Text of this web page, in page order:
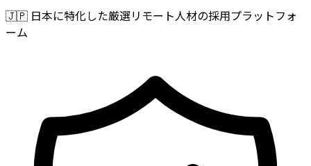
🇯🇵 日本に特化した厳選リモート人材の採用プラットフォ
ーム